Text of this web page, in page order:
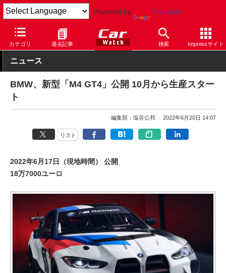
Powered by Translate
カテゴリ 過去記事 検索 Impressサイト
Car Watch 自動車 M4
ニュース
BMW、新型「M4 GT4」公開 10月から生産スター
ト
編集部：塩谷公邦 2022年6月20日 14:07
リスト
2022年6月17日（現地時間） 公開
18万7000ユーロ